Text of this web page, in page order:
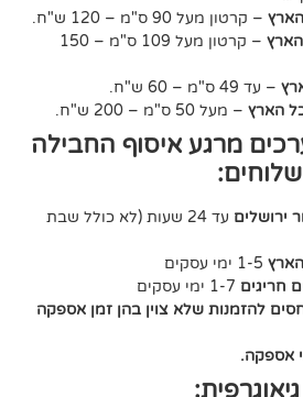
– קרטון מעל 109 ס"מ – 150
החבילה
24 שעות (לא כולל שבת
בהן זמן אספקה